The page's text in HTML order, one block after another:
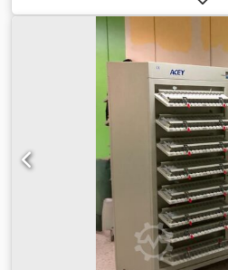
sensors Part No.: 6151650640
Drive: 1/2" Speed: 403 rpm
mm 1 x Desoutter controller
TWINCVI-2) with transformer.
No.: 6159325210 Screw
cycles per channel: 250 Number
cycle: 20 IO totalizer: 99 Screw
angle + date + time + result +
curves: 6 Available screw
angle monitoring - Angle control
Torque/angle control - Torque
gradient monitoring - Angle
gradient monitoring - Yield point
hold position - Friction torque